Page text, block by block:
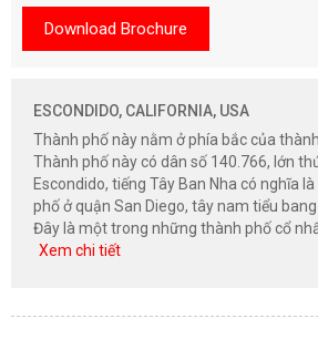
Download Brochure
ESCONDIDO, CALIFORNIA, USA
Thành phố này nằm ở phía bắc của
Thành phố này có dân số 140.766, lớn
Escondido, tiếng Tây Ban Nha có nghĩa
phố ở quận San Diego, tây nam tiểu bang
Đây là một trong những thành phố cổ
Xem chi tiết